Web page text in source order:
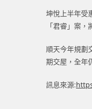
坤悅上半年受
「君睿」案
順天今年規劃
期交屋，全年
訊息來源: